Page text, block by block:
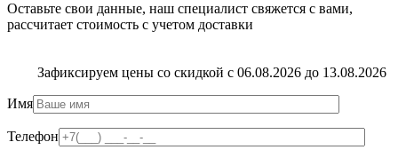
Оставьте свои данные, наш специалист свяжется с вами,
рассчитает стоимость с учетом доставки
Зафиксируем цены со скидкой с 06.08.2026 до 13.08.2026
Имя
Телефон